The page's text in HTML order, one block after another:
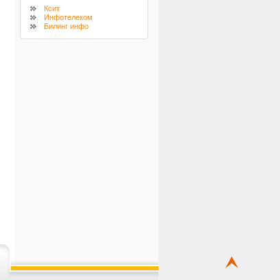
Ксит
Инфотелеком
Билинг инфо